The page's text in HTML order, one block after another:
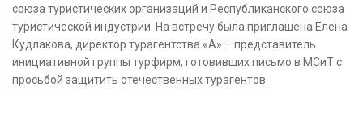
союза туристических организаций и Республиканского союза
туристической индустрии. На встречу была приглашена Елена
Кудлакова, директор турагентства «А» – представитель
инициативной группы турфирм, готовивших письмо в МСиТ с
просьбой защитить отечественных турагентов.